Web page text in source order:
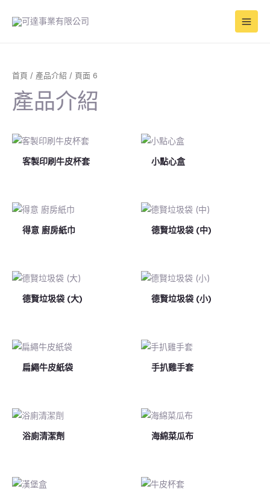
Main
首頁 / 產品介紹 / 頁面 6
產品介紹
客製印刷牛皮杯套 小點心盒
得意 廚房紙巾 德賢垃圾袋 (中)
德賢垃圾袋 (大) 德賢垃圾袋 (小)
扁繩牛皮紙袋 手扒雞手套
浴廁清潔劑 海綿菜瓜布